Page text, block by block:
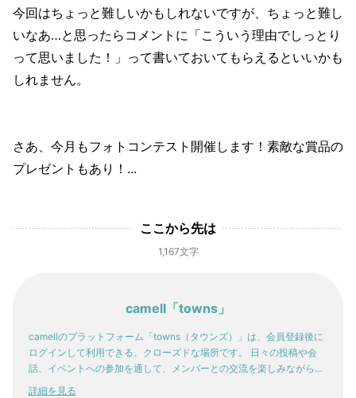
今回はちょっと難しいかもしれないですが、ちょっと難し
いなあ…と思ったらコメントに「こういう理由でしっとり
って思いました！」って書いておいてもらえるといいかも
しれません。
さあ、今月もフォトコンテスト開催します！素敵な賞品の
プレゼントもあり！...
ここから先は
1,167文字
camell「towns」
camellのプラットフォーム「towns（タウンズ）」は、会員登録後に
ログインして利用できる、クローズドな場所です。 日々の投稿や会
話、イベントへの参加を通して、メンバーとの交流を楽しみながら。
少しずつ、自分の感性や「好き」が輪郭を持っていく。そんな体験
詳細を見る